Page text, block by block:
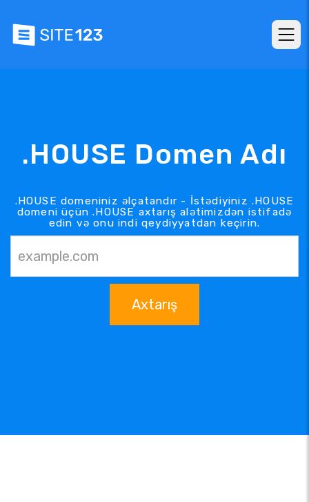
.HOUSE Domen Adı
.HOUSE domeniniz əlçatandır - İstədiyiniz .HOUSE
domeni üçün .HOUSE axtarış alətimizdən istifadə
edin və onu indi qeydiyyatdan keçirin.
Axtarış